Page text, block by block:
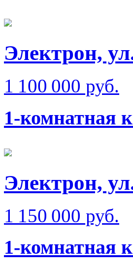
Электрон,
1 100 000 руб.
1-комнатная
Электрон,
1 150 000 руб.
1-комнатная